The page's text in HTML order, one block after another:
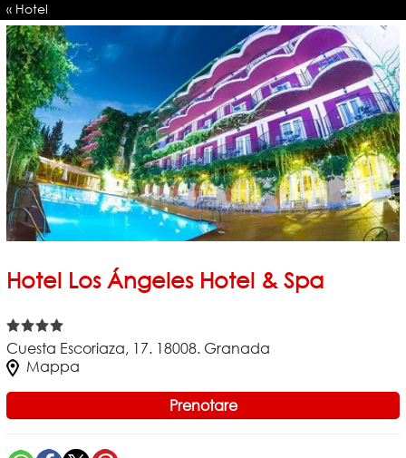
« Hotel
Hotel Los Ángeles Hotel & Spa
Cuesta Escoriaza, 17. 18008. Granada
Mappa
Prenotare